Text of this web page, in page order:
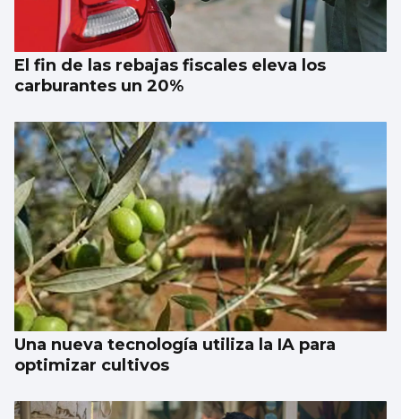
El fin de las rebajas fiscales eleva los
carburantes un 20%
Una nueva tecnología utiliza la IA para
optimizar cultivos